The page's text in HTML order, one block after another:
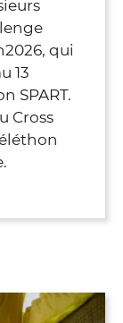
qui
13
SPART.
Cross